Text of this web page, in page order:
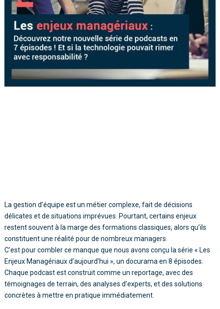
La gestion d’équipe est un métier complexe, fait de décisions
délicates et de situations imprévues. Pourtant, certains enjeux
restent souvent à la marge des formations classiques, alors qu’ils
constituent une réalité pour de nombreux managers.
C’est pour combler ce manque que nous avons conçu la série « Les
Enjeux Managériaux d’aujourd’hui », un docurama en 8 épisodes.
Chaque podcast est construit comme un reportage, avec des
témoignages de terrain, des analyses d’experts, et des solutions
concrètes à mettre en pratique immédiatement.